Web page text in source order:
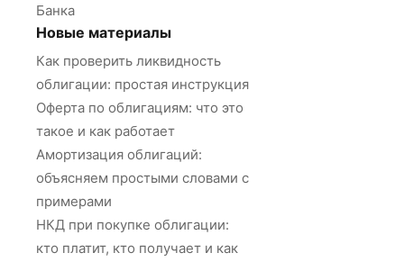
Банка
Новые материалы
Как проверить ликвидность
облигации: простая инструкция
Оферта по облигациям: что это
такое и как работает
Амортизация облигаций:
объясняем простыми словами с
примерами
НКД при покупке облигации:
кто платит, кто получает и как